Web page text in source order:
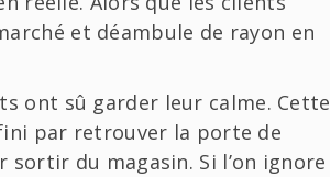
et déambule de rayon en
ont sû garder leur calme. Cette
par retrouver la porte de
sortir du magasin. Si l’on ignore